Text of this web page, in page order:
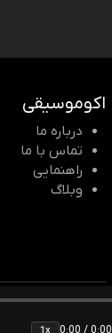
اکوموسیقی
درباره ما
تماس با ما
راهنمایی
وبلاگ
© 2026 Echomusic & Podcast
1x